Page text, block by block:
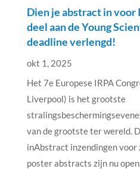
Dien je abstract in voor
deel aan de Young
deadline verlengd!
okt 1, 2025
Het 7e Europese IRPA
Liverpool) is het grootste
van de grootste ter wereld.
inAbstract inzendingen voor
poster abstracts zijn nu